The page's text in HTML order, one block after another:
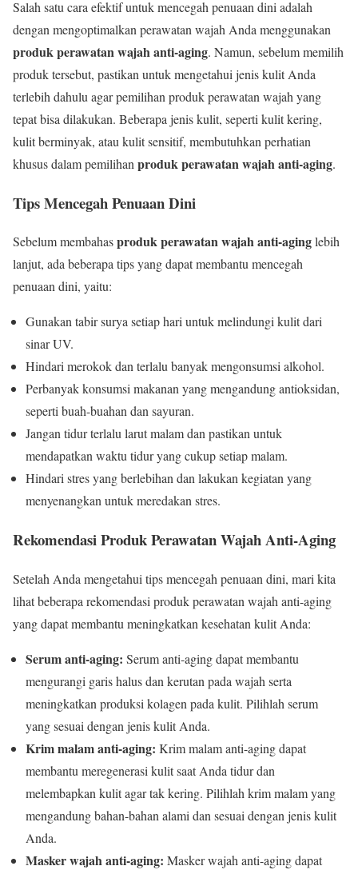
Salah satu cara efektif untuk mencegah penuaan dini adalah
dengan mengoptimalkan perawatan wajah Anda menggunakan
produk perawatan wajah anti-aging. Namun, sebelum memilih
produk tersebut, pastikan untuk mengetahui jenis kulit Anda
terlebih dahulu agar pemilihan produk perawatan wajah yang
tepat bisa dilakukan. Beberapa jenis kulit, seperti kulit kering,
kulit berminyak, atau kulit sensitif, membutuhkan perhatian
khusus dalam pemilihan produk perawatan wajah anti-aging.
Tips Mencegah Penuaan Dini
Sebelum membahasproduk perawatan wajah anti-aginglebih
lanjut, ada beberapa tips yang dapat membantu mencegah
penuaan dini, yaitu:
Gunakan tabir surya setiap hari untuk melindungi kulit dari
sinar UV.
Hindari merokok dan terlalu banyak mengonsumsi alkohol.
Perbanyak konsumsi makanan yang mengandung antioksidan,
seperti buah-buahan dan sayuran.
Jangan tidur terlalu larut malam dan pastikan untuk
mendapatkan waktu tidur yang cukup setiap malam.
Hindari stres yang berlebihan dan lakukan kegiatan yang
menyenangkan untuk meredakan stres.
Rekomendasi Produk Perawatan Wajah Anti-Aging
Setelah Anda mengetahui tips mencegah penuaan dini, mari kita
lihat beberapa rekomendasi produk perawatan wajah anti-aging
yang dapat membantu meningkatkan kesehatan kulit Anda:
Serum anti-aging: Serum anti-aging dapat membantu
mengurangi garis halus dan kerutan pada wajah serta
meningkatkan produksi kolagen pada kulit. Pilihlah serum
yang sesuai dengan jenis kulit Anda.
Krim malam anti-aging: Krim malam anti-aging dapat
membantu meregenerasi kulit saat Anda tidur dan
melembapkan kulit agar tak kering. Pilihlah krim malam yang
mengandung bahan-bahan alami dan sesuai dengan jenis kulit
Anda.
Masker wajah anti-aging: Masker wajah anti-aging dapat